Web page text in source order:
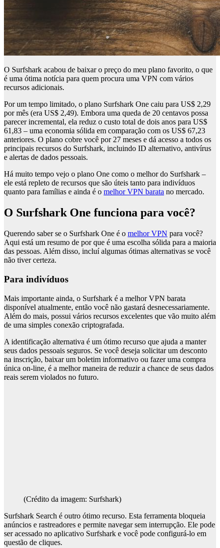
O Surfshark acabou de baixar o preço do meu plano favorito, o que
é uma ótima notícia para quem procura uma VPN com vários
recursos adicionais.
Por um tempo limitado, o plano Surfshark One caiu para US$ 2,29
por mês (era US$ 2,49). Embora uma queda de 20 centavos possa
parecer incremental, ela reduz o custo total de dois anos para US$
61,83 – uma economia sólida em comparação com os US$ 67,23
anteriores. O plano cobre você por 27 meses e dá acesso a todos os
principais recursos do Surfshark, incluindo ID alternativo, antivírus
e alertas de dados pessoais.
Há muito tempo vejo o plano One como o melhor do Surfshark –
ele está repleto de recursos que são úteis tanto para indivíduos
quanto para famílias e ainda é o melhor VPN barata no mercado.
O Surfshark One funciona para você?
Querendo saber se o Surfshark One é o melhor VPN para você?
Aqui está um resumo de por que é uma escolha sólida para a maioria
das pessoas. Além disso, incluí algumas ótimas alternativas se você
não tiver certeza.
Para indivíduos
Mais importante ainda, o Surfshark é a melhor VPN barata
disponível atualmente, então você não gastará desnecessariamente.
Além do mais, possui vários recursos excelentes que vão muito além
de uma simples conexão criptografada.
A identificação alternativa é um ótimo recurso que ajuda a manter
seus dados pessoais seguros. Se você deseja solicitar um desconto
na inscrição, baixar um boletim informativo ou fazer uma compra
única on-line, é a melhor maneira de reduzir a chance de seus dados
reais serem violados no futuro.
(Crédito da imagem: Surfshark)
Surfshark Search é outro ótimo recurso. Esta ferramenta bloqueia
anúncios e rastreadores e permite navegar sem interrupção. Ele pode
ser acessado no aplicativo Surfshark e você pode configurá-lo em
questão de cliques.